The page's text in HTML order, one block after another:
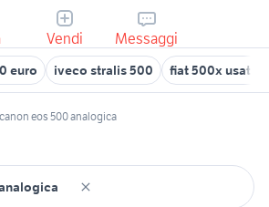
Vendi Messaggi
euro iveco stralis 500 fiat 500x usata
canon eos 500 analogica